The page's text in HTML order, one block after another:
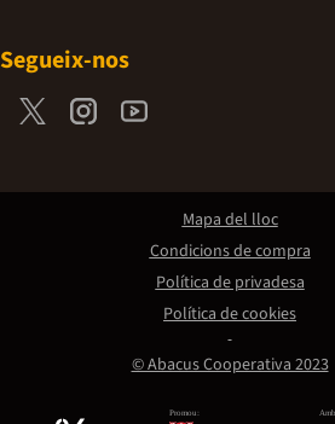
Segueix-nos
Promou:
© Abacus Cooperativa 2023
Mapa del lloc
Condicions de compra
Política de privadesa
Política de cookies